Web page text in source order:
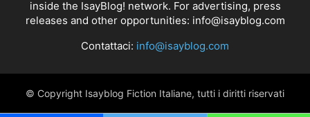
inside the IsayBlog! network. For advertising, press
releases and other opportunities: info@isayblog.com
Contattaci: info@isayblog.com
© Copyright Isayblog Fiction Italiane, tutti i diritti riservati